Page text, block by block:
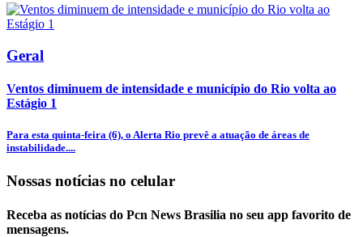
Geral
Ventos diminuem de intensidade e município do Rio volta ao
Estágio 1
Para esta quinta-feira (6), o Alerta Rio prevê a atuação de áreas de
instabilidade....
Nossas notícias no celular
Receba as notícias do Pcn News Brasilia no seu app favorito de
mensagens.